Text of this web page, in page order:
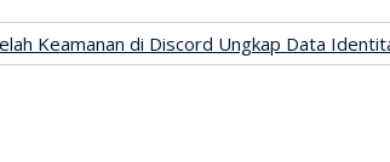
Keamanan di Discord Ungkap Data